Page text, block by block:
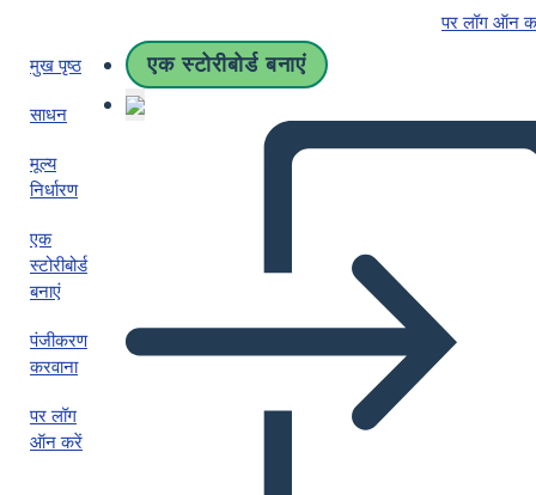
पर लॉग ऑन
मुख पृष्ठ
साधन
मूल्य
निर्धारण
एक
स्टोरीबोर्ड
बनाएं
पंजीकरण
करवाना
पर लॉग
ऑन करें
एक स्टोरीबोर्ड बनाएं